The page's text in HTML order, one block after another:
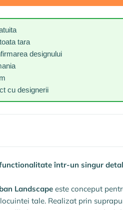
tara
designului
cu designerii
într-un singur
Landscape este conceput
tale. Realizat prin